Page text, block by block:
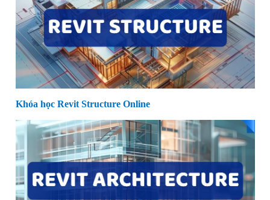
Khóa học Revit Structure Online